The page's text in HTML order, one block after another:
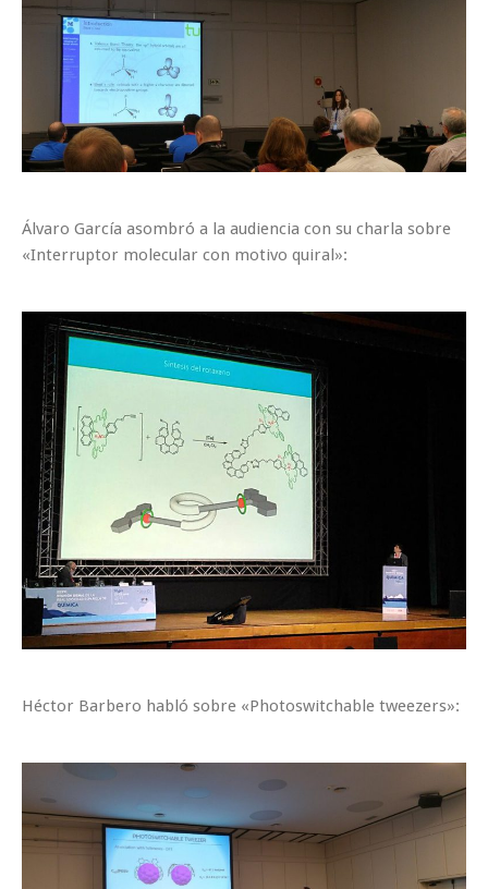
Álvaro García asombró a la audiencia con su charla sobre
«Interruptor molecular con motivo quiral»:
Héctor Barbero habló sobre «Photoswitchable tweezers»: